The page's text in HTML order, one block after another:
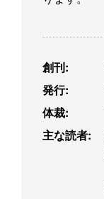
創刊:
発行:
体裁:
主な読者: